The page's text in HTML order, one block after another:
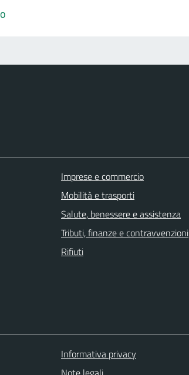
Imprese e commercio
Mobilità e trasporti
Salute, benessere e assistenza
Tributi, finanze e contravvenzioni
Rifiuti
Informativa privacy